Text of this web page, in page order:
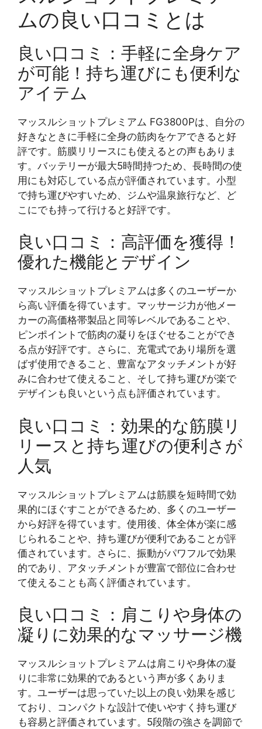
ムの良い口コミとは
良い口コミ：手軽に全身ケア
が可能！持ち運びにも便利な
アイテム
マッスルショットプレミアム FG3800Pは、自分の
好きなときに手軽に全身の筋肉をケアできると好
評です。筋膜リリースにも使えるとの声もありま
す。バッテリーが最大5時間持つため、長時間の使
用にも対応している点が評価されています。小型
で持ち運びやすいため、ジムや温泉旅行など、ど
こにでも持って行けると好評です。
良い口コミ：高評価を獲得！
優れた機能とデザイン
マッスルショットプレミアムは多くのユーザーか
ら高い評価を得ています。マッサージ力が他メー
カーの高価格帯製品と同等レベルであることや、
ピンポイントで筋肉の凝りをほぐせることができ
る点が好評です。さらに、充電式であり場所を選
ばず使用できること、豊富なアタッチメントが好
みに合わせて使えること、そして持ち運びが楽で
デザインも良いという点も評価されています。
良い口コミ：効果的な筋膜リ
リースと持ち運びの便利さが
人気
マッスルショットプレミアムは筋膜を短時間で効
果的にほぐすことができるため、多くのユーザー
から好評を得ています。使用後、体全体が楽に感
じられることや、持ち運びが便利であることが評
価されています。さらに、振動がパワフルで効果
的であり、アタッチメントが豊富で部位に合わせ
て使えることも高く評価されています。
良い口コミ：肩こりや身体の
凝りに効果的なマッサージ機
マッスルショットプレミアムは肩こりや身体の凝
りに非常に効果的であるという声が多くありま
す。ユーザーは思っていた以上の良い効果を感じ
ており、コンパクトな設計で使いやすく持ち運び
も容易と評価されています。5段階の強さを調節で